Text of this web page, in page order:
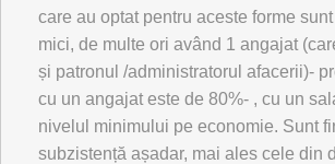
care au optat pentru aceste forme
mici, de multe ori având 1 angajat
și patronul /administratorul afacerii)-
cu un angajat este de 80%- , cu un
nivelul minimului pe economie. Sunt
subzistență așadar, mai ales cele din